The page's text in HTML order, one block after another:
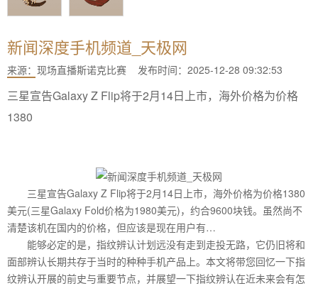
新闻深度手机频道_天极网
来源： 现场直播斯诺克比赛 发布时间：2025-12-28 09:32:53
三星宣告Galaxy Z Flip将于2月14日上市，海外价格为价格
1380
三星宣告Galaxy Z Flip将于2月14日上市，海外价格为价格1380
美元(三星Galaxy Fold价格为1980美元)，约合9600块钱。虽然尚不
清楚该机在国内的价格，但应该是现在用户有…
能够必定的是，指纹辨认计划远没有走到走投无路，它仍旧将和
面部辨认长期共存于当时的种种手机产品上。本文将带您回忆一下指
纹辨认开展的前史与重要节点，并展望一下指纹辨认在近未来会有怎